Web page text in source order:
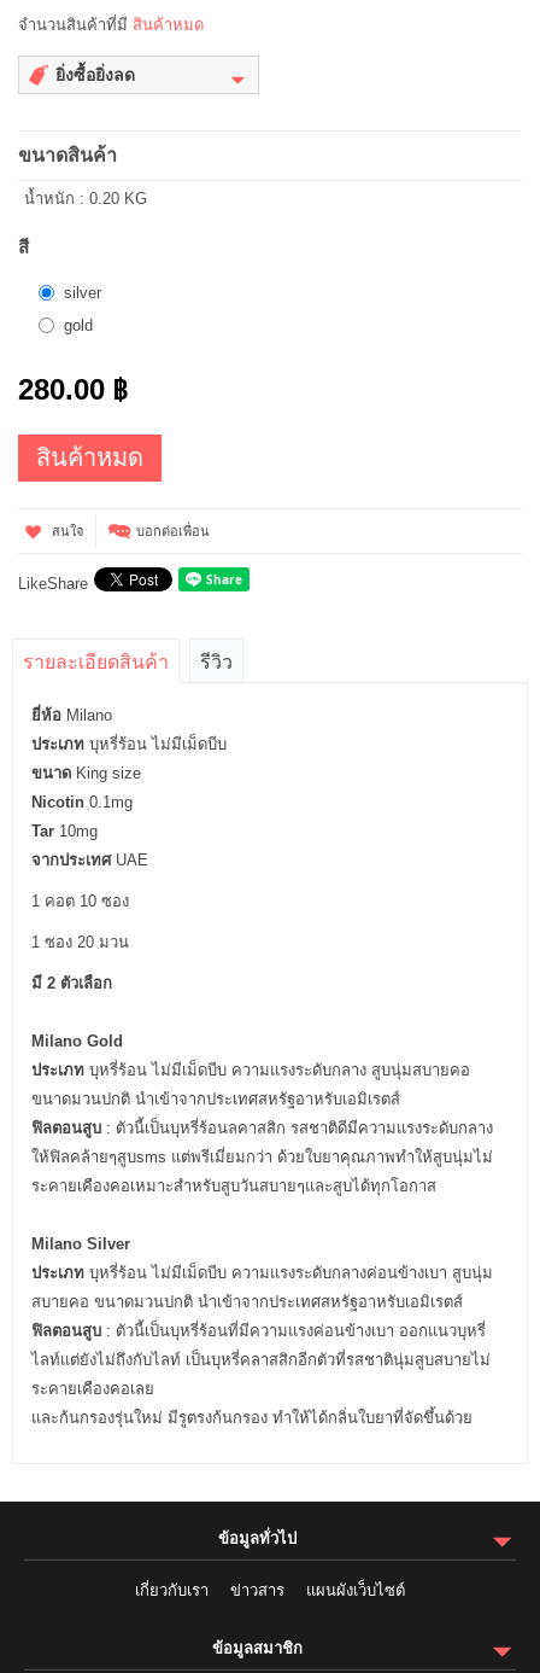
จำนวนสินค้าที่มี สินค้าหมด
ยิ่งซื้อยิ่งลด
ขนาดสินค้า
น้ำหนัก : 0.20 KG
สี
silver
gold
280.00 ฿
สินค้าหมด
สนใจ บอกต่อเพื่อน
LikeShare
รายละเอียดสินค้า รีวิว
ยี่ห้อ Milano
ประเภท บุหรี่ร้อน ไม่มีเม็ดบีบ
ขนาด King size
Nicotin 0.1mg
Tar 10mg
จากประเทศUAE
1 คอต 10 ซอง
1 ซอง 20 มวน
มี 2 ตัวเลือก
Milano Gold
ประเภท บุหรี่ร้อน ไม่มีเม็ดบีบ ความแรงระดับกลาง สูบนุ่มสบายคอ
ขนาดมวนปกติ นำเข้าจากประเทศสหรัฐอาหรับเอมิเรตส์
ฟิลตอนสูบ : ตัวนี้เป็นบุหรี่ร้อนลคาสสิก รสชาติดีมีความแรงระดับกลาง
ให้ฟิลคล้ายๆสูบsms แต่พรีเมี่ยมกว่า ด้วยใบยาคุณภาพทำให้สูบนุ่มไม่
ระคายเคืองคอเหมาะสำหรับสูบวันสบายๆและสูบได้ทุกโอกาส
Milano Silver
ประเภท บุหรี่ร้อน ไม่มีเม็ดบีบ ความแรงระดับกลางค่อนข้างเบา สูบนุ่ม
สบายคอ ขนาดมวนปกติ นำเข้าจากประเทศสหรัฐอาหรับเอมิเรตส์
ฟิลตอนสูบ : ตัวนี้เป็นบุหรี่ร้อนที่มีความแรงค่อนข้างเบา ออกแนวบุหรี่
ไลท์แต่ยังไม่ถึงกับไลท์ เป็นบุหรี่คลาสสิกอีกตัวที่รสชาตินุ่มสูบสบายไม่
ระคายเคืองคอเลย
และก้นกรองรุ่นใหม่ มีรูตรงก้นกรอง ทำให้ได้กลิ่นใบยาที่จัดขึ้นด้วย
ข้อมูลทั่วไป
เกี่ยวกับเรา ข่าวสาร แผนผังเว็บไซต์
ข้อมูลสมาชิก